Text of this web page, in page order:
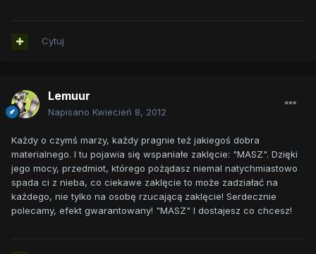
Cytuj
Lemuur
Napisano Kwiecień 8, 2012
Każdy o czymś marzy, każdy pragnie też jakiegoś dobra
materialnego. I tu pojawia się wspaniałe zaklęcie: "MASZ". Dzięki
jego mocy, przedmiot, którego pożądasz niemal natychmiastowo
spada ci z nieba, co ciekawe zaklęcie to może zadziałać na
każdego, nie tylko na osobę rzucającą zaklęcie! Serdecznie
polecamy, efekt gwarantowany! "MASZ" I dostajesz co chcesz!